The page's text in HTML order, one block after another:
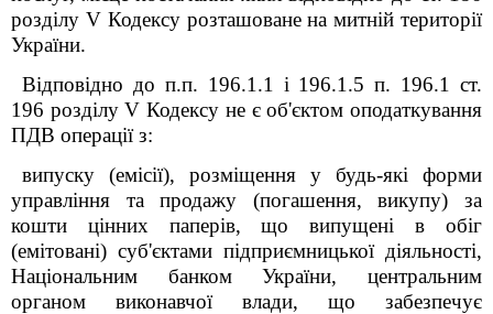
розділу V Кодексу розташоване на митній території
України.
Відповідно до п.п. 196.1.1 і 196.1.5 п. 196.1 ст.
196 розділу V Кодексу не є об'єктом оподаткування
ПДВ операції з:
випуску (емісії), розміщення у будь-які форми
управління та продажу (погашення, викупу) за
кошти цінних паперів, що випущені в обіг
(емітовані) суб'єктами підприємницької діяльності,
Національним банком України, центральним
органом виконавчої влади, що забезпечує